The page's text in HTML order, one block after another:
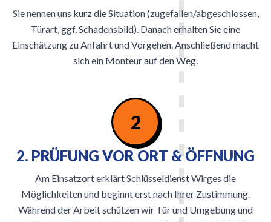
Sie nennen uns kurz die Situation (zugefallen/abgeschlossen,
Türart, ggf. Schadensbild). Danach erhalten Sie eine
Einschätzung zu Anfahrt und Vorgehen. Anschließend macht
sich ein Monteur auf den Weg.
2
2. PRÜFUNG VOR ORT & ÖFFNUNG
Am Einsatzort erklärt Schlüsseldienst Wirges die
Möglichkeiten und beginnt erst nach Ihrer Zustimmung.
Während der Arbeit schützen wir Tür und Umgebung und